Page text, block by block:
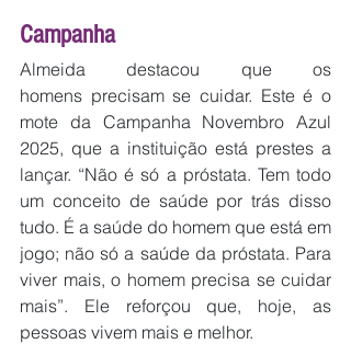
Campanha
Almeida destacou que os
homens precisam se cuidar. Este é o
mote da Campanha Novembro Azul
2025, que a instituição está prestes a
lançar. “Não é só a próstata. Tem todo
um conceito de saúde por trás disso
tudo. É a saúde do homem que está em
jogo; não só a saúde da próstata. Para
viver mais, o homem precisa se cuidar
mais”. Ele reforçou que, hoje, as
pessoas vivem mais e melhor.